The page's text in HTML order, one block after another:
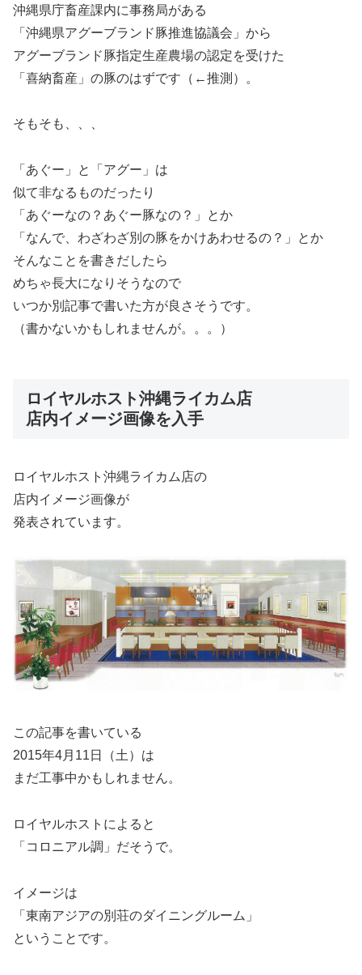
沖縄県庁畜産課内に事務局がある
「沖縄県アグーブランド豚推進協議会」から
アグーブランド豚指定生産農場の認定を受けた
「喜納畜産」の豚のはずです（←推測）。
そもそも、、、
「あぐー」と「アグー」は
似て非なるものだったり
「あぐーなの？あぐー豚なの？」とか
「なんで、わざわざ別の豚をかけあわせるの？」とか
そんなことを書きだしたら
めちゃ長大になりそうなので
いつか別記事で書いた方が良さそうです。
（書かないかもしれませんが。。。）
ロイヤルホスト沖縄ライカム店
店内イメージ画像を入手
ロイヤルホスト沖縄ライカム店の
店内イメージ画像が
発表されています。
この記事を書いている
2015年4月11日（土）は
まだ工事中かもしれません。
ロイヤルホストによると
「コロニアル調」だそうで。
イメージは
「東南アジアの別荘のダイニングルーム」
ということです。